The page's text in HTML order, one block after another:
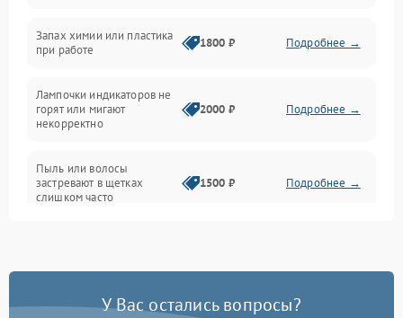
Батарея
Программные сбои
Запах химии или пластика
при работе
1800 ₽ Подробнее →
Лампочки индикаторов не
горят или мигают
некорректно
2000 ₽ Подробнее →
Пыль или волосы
застревают в щетках
слишком часто
1500 ₽ Подробнее →
У Вас остались вопросы?